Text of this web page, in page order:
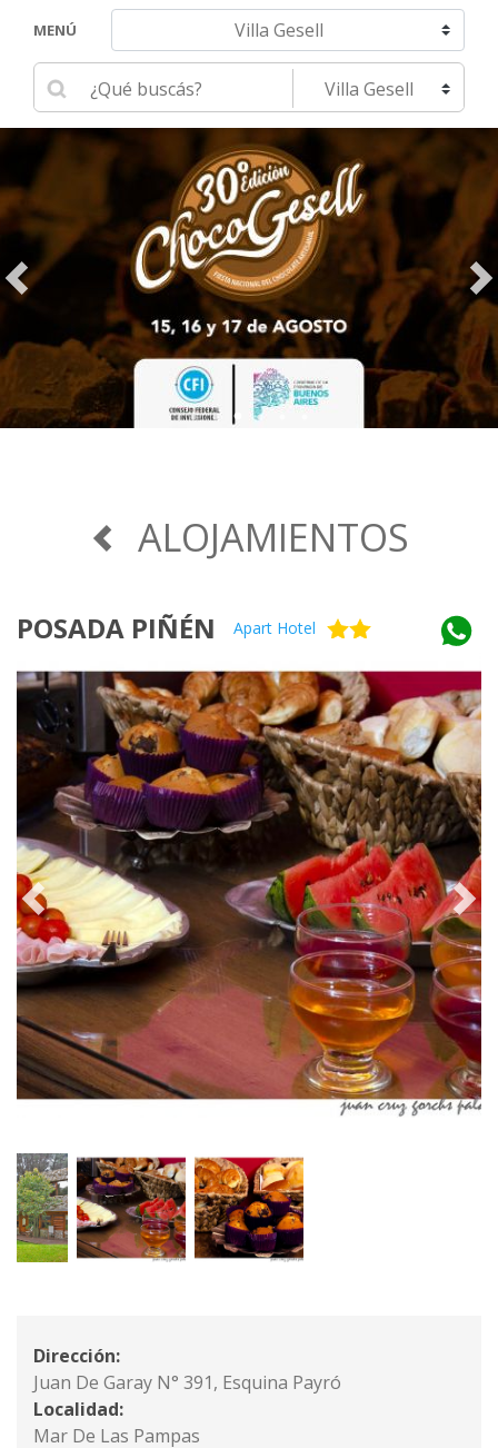
MENÚ Navegar hacia otra localidad
Ingrese su búsqueda Seleccione una localidad
ALOJAMIENTOS
POSADA PIÑÉN Apart Hotel
Dirección:
Juan De Garay N° 391, Esquina Payró
Localidad:
Mar De Las Pampas